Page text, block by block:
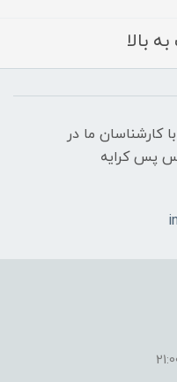
بالا
شنبه 9 صبح تا 9 شب با کارشناسان ما در
پس کرایه